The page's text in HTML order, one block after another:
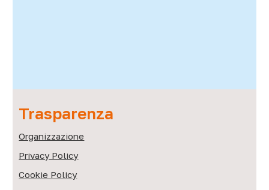
Trasparenza
Organizzazione
Privacy Policy
Cookie Policy